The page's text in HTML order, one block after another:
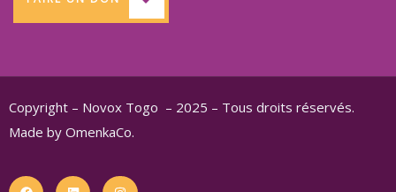
Copyright – Novox Togo – 2025 – Tous droits réservés.
Made by OmenkaCo.